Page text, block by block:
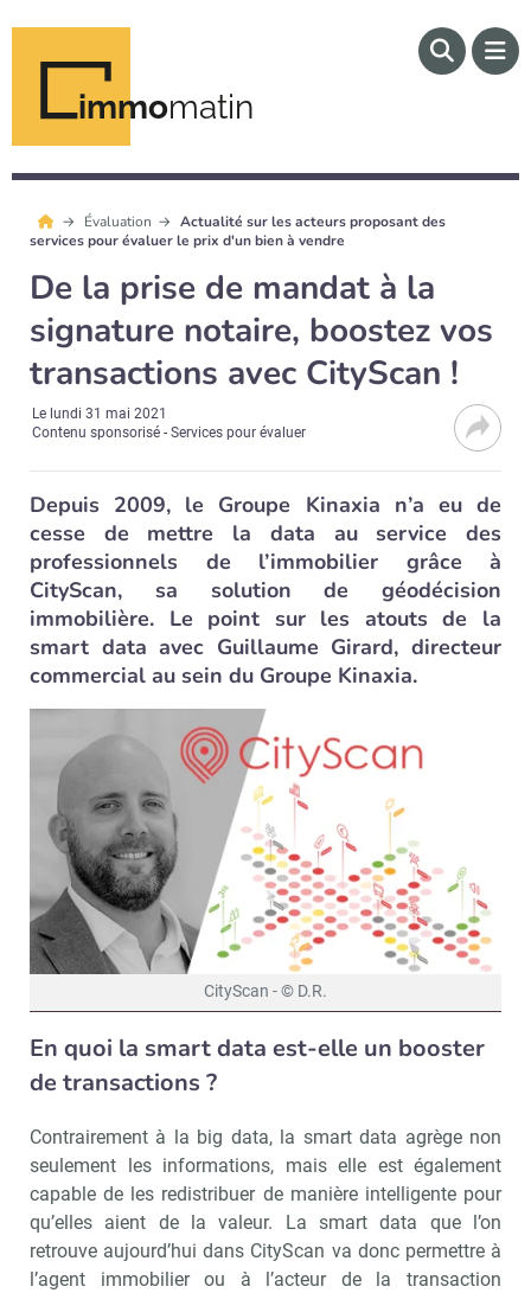
immomatin
Évaluation
Actualité sur les acteurs proposant des
services pour évaluer le prix d'un bien à vendre
De la prise de mandat à la
signature notaire, boostez vos
transactions avec CityScan !
Le lundi 31 mai 2021
Contenu sponsorisé - Services pour évaluer
Depuis 2009, le Groupe Kinaxia n’a eu de
cesse de mettre la data au service des
professionnels de l’immobilier grâce à
CityScan, sa solution de géodécision
immobilière. Le point sur les atouts de la
smart data avec Guillaume Girard, directeur
commercial au sein du Groupe Kinaxia.
CityScan - © D.R.
En quoi la smart data est-elle un booster
de transactions ?
Contrairement à la big data, la smart data agrège non
seulement les informations, mais elle est également
capable de les redistribuer de manière intelligente pour
qu’elles aient de la valeur. La smart data que l’on
retrouve aujourd’hui dans CityScan va donc permettre à
l’agent immobilier ou à l’acteur de la transaction